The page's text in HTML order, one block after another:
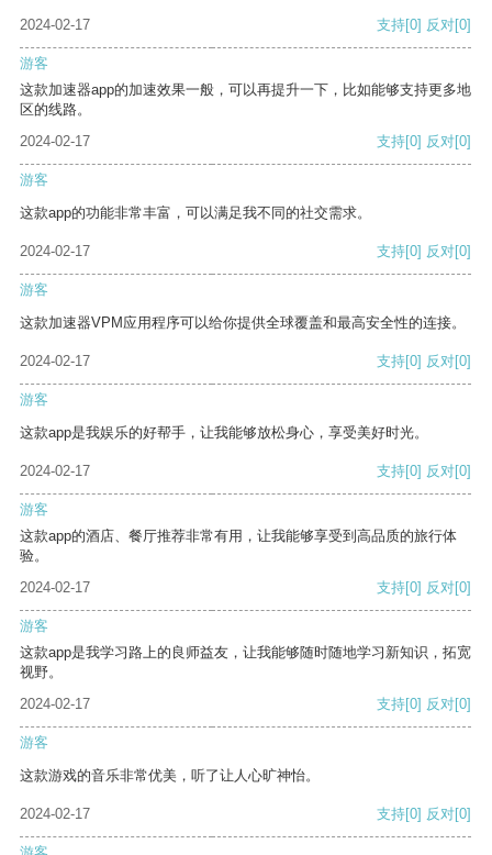
2024-02-17 支持[0] 反对[0]
游客
这款加速器app的加速效果一般，可以再提升一下，比如能够支持更多地
区的线路。
2024-02-17
支持[0] 反对[0]
游客
这款app的功能非常丰富，可以满足我不同的社交需求。
2024-02-17 支持[0] 反对[0]
游客
这款加速器VPM应用程序可以给你提供全球覆盖和最高安全性的连接。
2024-02-17 支持[0] 反对[0]
游客
这款app是我娱乐的好帮手，让我能够放松身心，享受美好时光。
2024-02-17 支持[0] 反对[0]
游客
这款app的酒店、餐厅推荐非常有用，让我能够享受到高品质的旅行体
验。
2024-02-17
支持[0] 反对[0]
游客
这款app是我学习路上的良师益友，让我能够随时随地学习新知识，拓宽
视野。
2024-02-17
支持[0] 反对[0]
游客
这款游戏的音乐非常优美，听了让人心旷神怡。
2024-02-17 支持[0] 反对[0]